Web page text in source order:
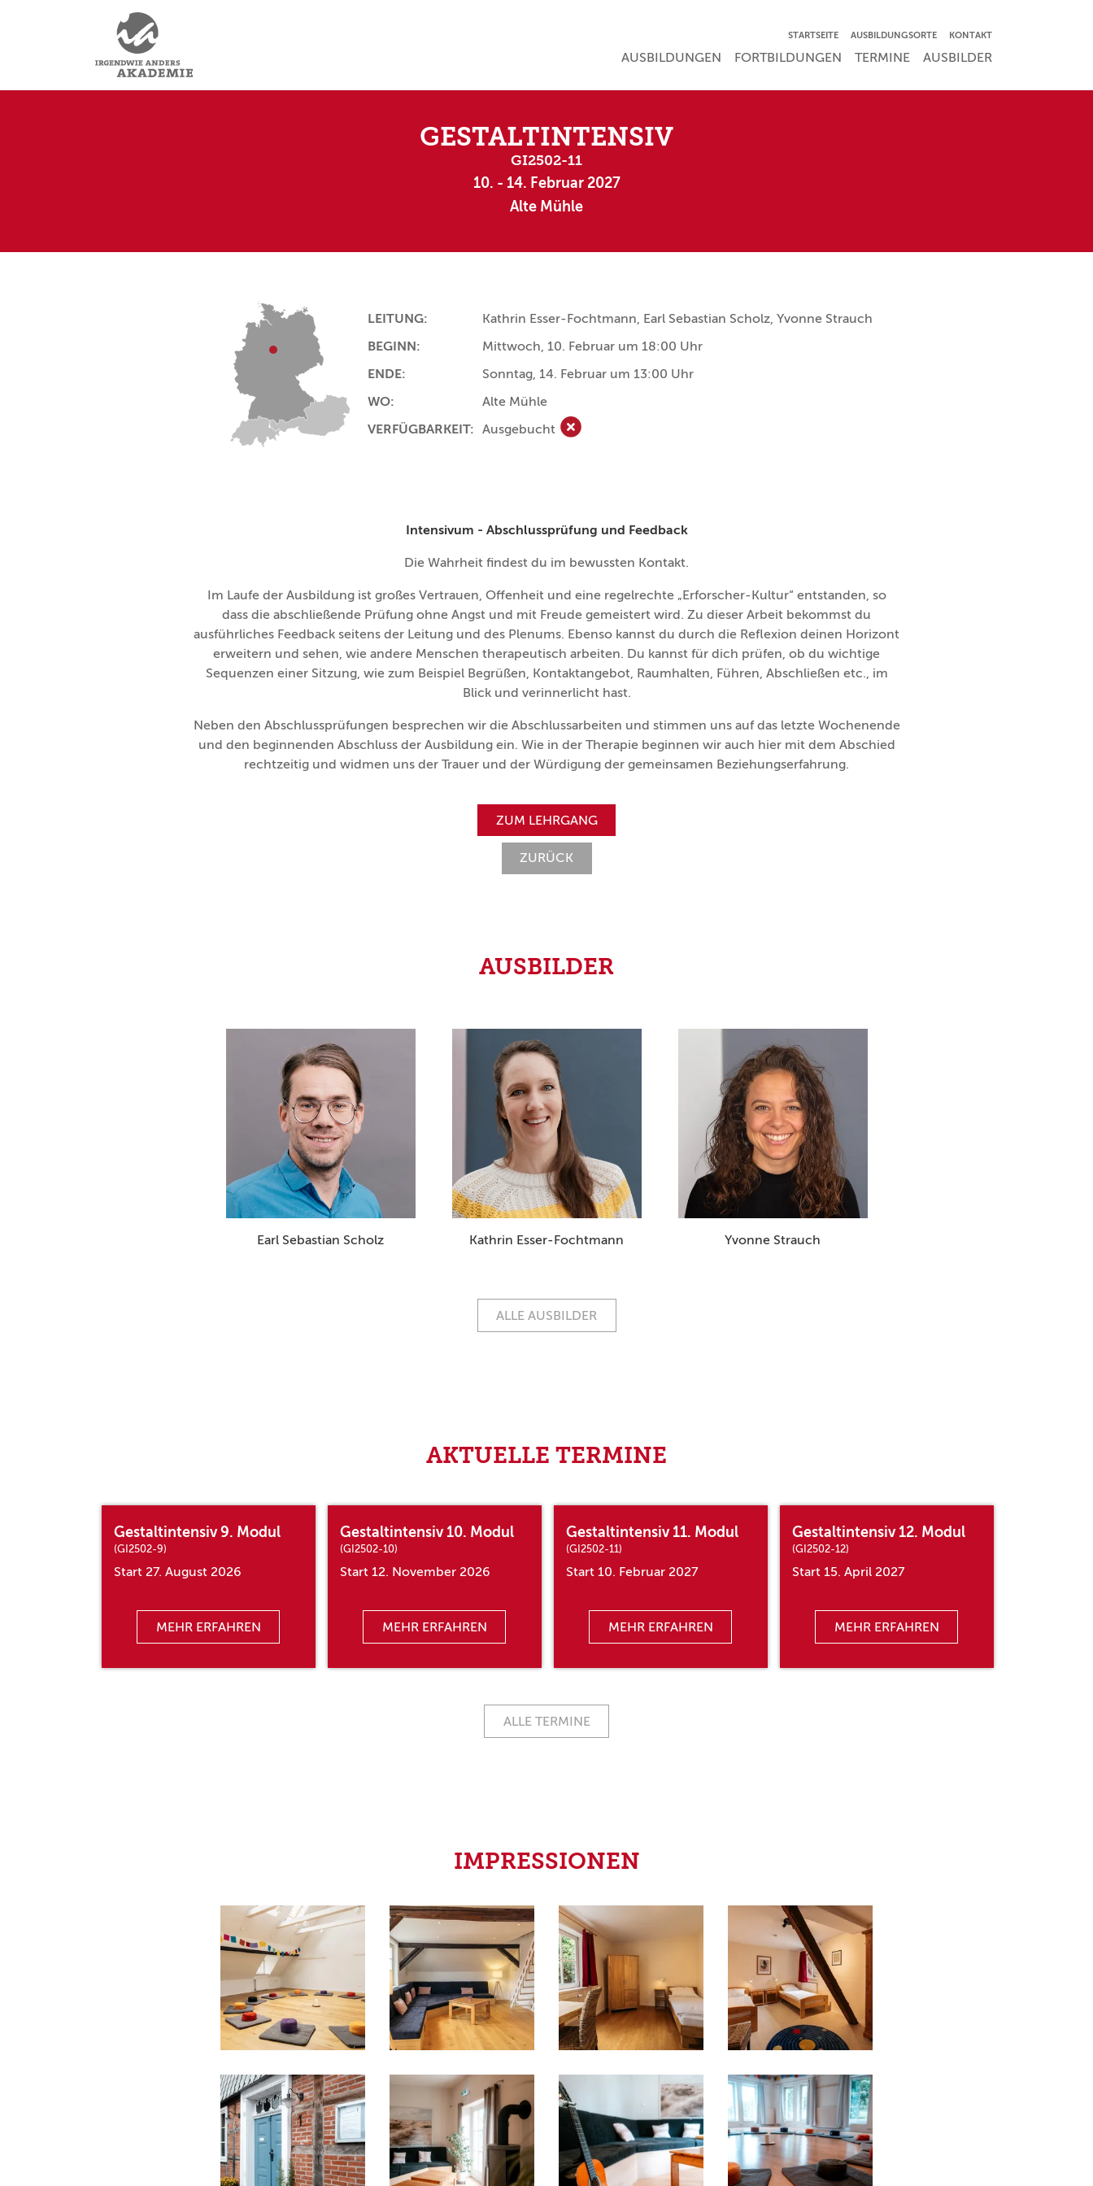
STARTSEITE AUSBILDUNGSORTE KONTAKT
NAVIGATION ÜBERSPRINGEN
AUSBILDUNGEN FORTBILDUNGEN TERMINE AUSBILDER
GESTALTINTENSIV
GI2502-11
10. - 14. Februar 2027
Alte Mühle
LEITUNG:
Kathrin Esser-Fochtmann, Earl Sebastian Scholz, Yvonne Strauch
BEGINN:
Mittwoch, 10. Februar um 18:00 Uhr
ENDE:
Sonntag, 14. Februar um 13:00 Uhr
WO:
Alte Mühle
VERFÜGBARKEIT: Ausgebucht Ausgebucht
Intensivum - Abschlussprüfung und Feedback
Die Wahrheit findest du im bewussten Kontakt.
Im Laufe der Ausbildung ist großes Vertrauen, Offenheit und eine regelrechte „Erforscher-Kultur“ entstanden, so
dass die abschließende Prüfung ohne Angst und mit Freude gemeistert wird. Zu dieser Arbeit bekommst du
ausführliches Feedback seitens der Leitung und des Plenums. Ebenso kannst du durch die Reflexion deinen Horizont
erweitern und sehen, wie andere Menschen therapeutisch arbeiten. Du kannst für dich prüfen, ob du wichtige
Sequenzen einer Sitzung, wie zum Beispiel Begrüßen, Kontaktangebot, Raumhalten, Führen, Abschließen etc., im
Blick und verinnerlicht hast.
Neben den Abschlussprüfungen besprechen wir die Abschlussarbeiten und stimmen uns auf das letzte Wochenende
und den beginnenden Abschluss der Ausbildung ein. Wie in der Therapie beginnen wir auch hier mit dem Abschied
rechtzeitig und widmen uns der Trauer und der Würdigung der gemeinsamen Beziehungserfahrung.
ZUM LEHRGANG
ZURÜCK
AUSBILDER
Earl Sebastian Scholz Kathrin Esser-Fochtmann Yvonne Strauch
ALLE AUSBILDER
AKTUELLE TERMINE
Gestaltintensiv 9. Modul
(GI2502-9)
Start 27. August 2026
MEHR ERFAHREN
Gestaltintensiv 10. Modul
(GI2502-10)
Start 12. November 2026
MEHR ERFAHREN
Gestaltintensiv 11. Modul
(GI2502-11)
Start 10. Februar 2027
MEHR ERFAHREN
Gestaltintensiv 12. Modul
(GI2502-12)
Start 15. April 2027
MEHR ERFAHREN
ALLE TERMINE
IMPRESSIONEN